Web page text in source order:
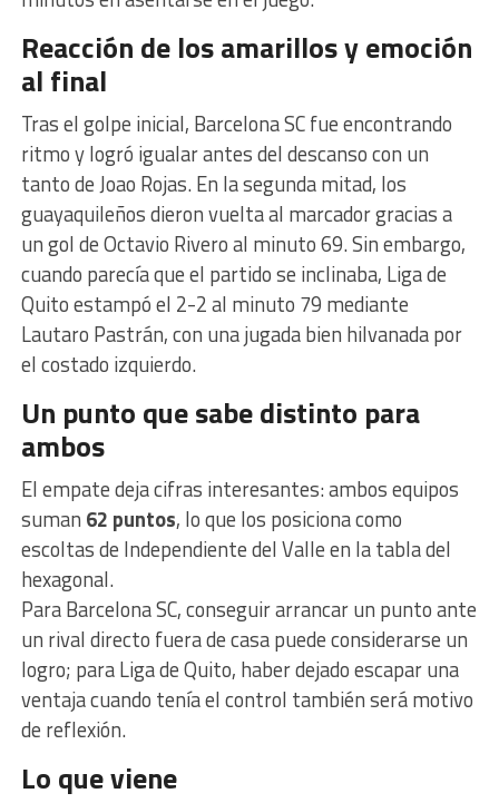
Reacción de los amarillos y emoción
al final
Tras el golpe inicial, Barcelona SC fue encontrando
ritmo y logró igualar antes del descanso con un
tanto de Joao Rojas. En la segunda mitad, los
guayaquileños dieron vuelta al marcador gracias a
un gol de Octavio Rivero al minuto 69. Sin embargo,
cuando parecía que el partido se inclinaba, Liga de
Quito estampó el 2-2 al minuto 79 mediante
Lautaro Pastrán, con una jugada bien hilvanada por
el costado izquierdo.
Un punto que sabe distinto para
ambos
El empate deja cifras interesantes: ambos equipos
suman 62 puntos, lo que los posiciona como
escoltas de Independiente del Valle en la tabla del
hexagonal.
Para Barcelona SC, conseguir arrancar un punto ante
un rival directo fuera de casa puede considerarse un
logro; para Liga de Quito, haber dejado escapar una
ventaja cuando tenía el control también será motivo
de reflexión.
Lo que viene